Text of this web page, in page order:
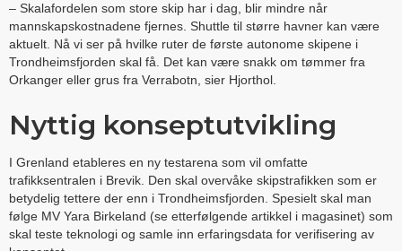
– Skalafordelen som store skip har i dag, blir mindre når
mannskapskostnadene fjernes. Shuttle til større havner kan være
aktuelt. Nå vi ser på hvilke ruter de første autonome skipene i
Trondheimsfjorden skal få. Det kan være snakk om tømmer fra
Orkanger eller grus fra Verrabotn, sier Hjorthol.
Nyttig konseptutvikling
I Grenland etableres en ny testarena som vil omfatte
trafikksentralen i Brevik. Den skal overvåke skipstrafikken som er
betydelig tettere der enn i Trondheimsfjorden. Spesielt skal man
følge MV Yara Birkeland (se etterfølgende artikkel i magasinet) som
skal teste teknologi og samle inn erfaringsdata for verifisering av